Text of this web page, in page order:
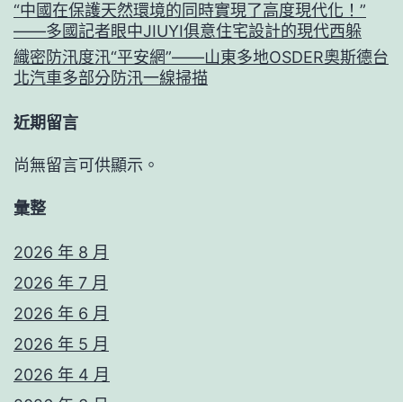
“中國在保護天然環境的同時實現了高度現代化！”
——多國記者眼中JIUYI俱意住宅設計的現代西躲
織密防汛度汛“平安網”——山東多地OSDER奧斯德台
北汽車多部分防汛一線掃描
近期留言
尚無留言可供顯示。
彙整
2026 年 8 月
2026 年 7 月
2026 年 6 月
2026 年 5 月
2026 年 4 月